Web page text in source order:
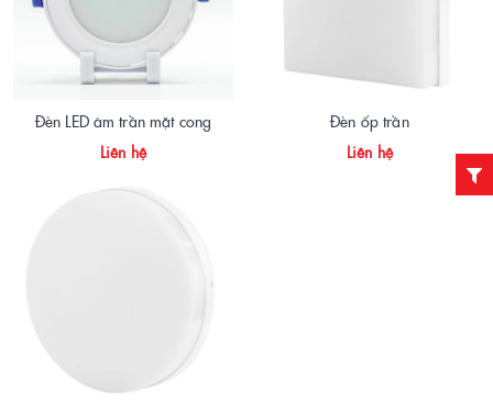
Đèn LED âm trần mặt cong
Liên hệ
Đèn ốp trần
Liên hệ